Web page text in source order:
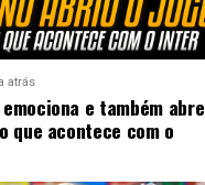
atrás
e também abre
que acontece com o